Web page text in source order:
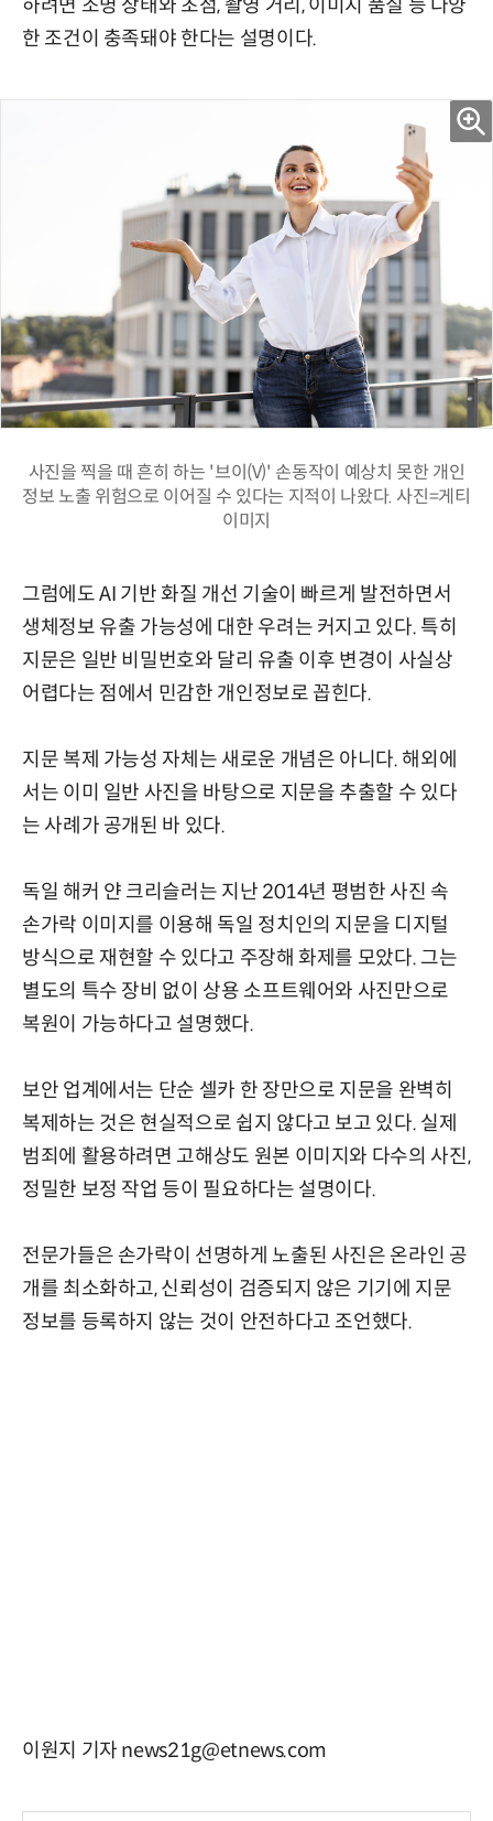
하려면 조명 상태와 초점, 촬영 거리, 이미지 품질 등 다양
한 조건이 충족돼야 한다는 설명이다.
사진을 찍을 때 흔히 하는 '브이(V)' 손동작이 예상치 못한 개인
정보 노출 위험으로 이어질 수 있다는 지적이 나왔다. 사진=게티
이미지
그럼에도 AI 기반 화질 개선 기술이 빠르게 발전하면서
생체정보 유출 가능성에 대한 우려는 커지고 있다. 특히
지문은 일반 비밀번호와 달리 유출 이후 변경이 사실상
어렵다는 점에서 민감한 개인정보로 꼽힌다.
지문 복제 가능성 자체는 새로운 개념은 아니다. 해외에
서는 이미 일반 사진을 바탕으로 지문을 추출할 수 있다
는 사례가 공개된 바 있다.
독일 해커 얀 크리슬러는 지난 2014년 평범한 사진 속
손가락 이미지를 이용해 독일 정치인의 지문을 디지털
방식으로 재현할 수 있다고 주장해 화제를 모았다. 그는
별도의 특수 장비 없이 상용 소프트웨어와 사진만으로
복원이 가능하다고 설명했다.
보안 업계에서는 단순 셀카 한 장만으로 지문을 완벽히
복제하는 것은 현실적으로 쉽지 않다고 보고 있다. 실제
범죄에 활용하려면 고해상도 원본 이미지와 다수의 사진,
정밀한 보정 작업 등이 필요하다는 설명이다.
전문가들은 손가락이 선명하게 노출된 사진은 온라인 공
개를 최소화하고, 신뢰성이 검증되지 않은 기기에 지문
정보를 등록하지 않는 것이 안전하다고 조언했다.
이원지 기자 news21g@etnews.com